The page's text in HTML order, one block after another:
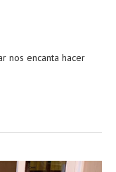
nos encanta hacer